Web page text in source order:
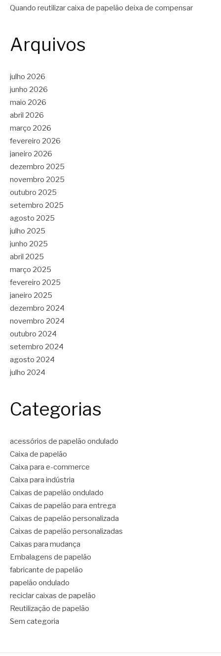
Quando reutilizar caixa de papelão deixa de compensar
Arquivos
julho 2026
junho 2026
maio 2026
abril 2026
março 2026
fevereiro 2026
janeiro 2026
dezembro 2025
novembro 2025
outubro 2025
setembro 2025
agosto 2025
julho 2025
junho 2025
abril 2025
março 2025
fevereiro 2025
janeiro 2025
dezembro 2024
novembro 2024
outubro 2024
setembro 2024
agosto 2024
julho 2024
Categorias
acessórios de papelão ondulado
Caixa de papelão
Caixa para e-commerce
Caixa para indústria
Caixas de papelão ondulado
Caixas de papelão para entrega
Caixas de papelão personalizada
Caixas de papelão personalizadas
Caixas para mudança
Embalagens de papelão
fabricante de papelão
papelão ondulado
reciclar caixas de papelão
Reutilização de papelão
Sem categoria